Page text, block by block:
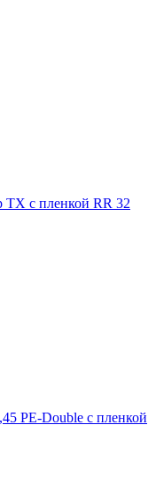
TX с пленкой RR 32
PE-Double с пленкой